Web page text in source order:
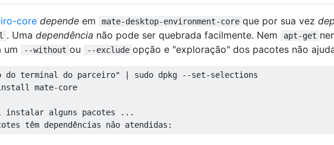
core depende em mate-desktop-environment-core que por sua vez
. Uma dependência não pode ser quebrada facilmente. Nem apt-get
um --without ou --exclude opção e "exploração" dos pacotes não
do terminal do parceiro" | sudo dpkg --set-selections
mate-core
instalar alguns pacotes ...